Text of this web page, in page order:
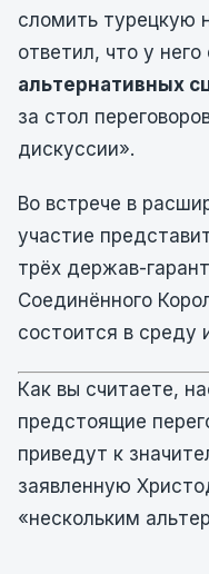
сломить турецкую
ответил, что у него
альтернативных
за стол
дискуссии».
Во встрече в
участие
трёх держав-
Соединённого
состоится в среду
Как вы считаете,
предстоящие
приведут к
заявленную
«нескольким